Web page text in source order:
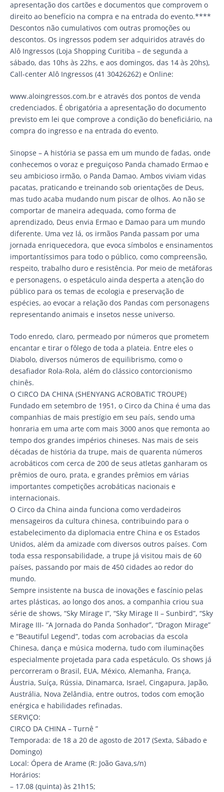
apresentação dos cartões e documentos que comprovem o
direito ao benefício na compra e na entrada do evento.****
Descontos não cumulativos com outras promoções ou
descontos. Os ingressos podem ser adquiridos através do
Alô Ingressos (Loja Shopping Curitiba – de segunda a
sábado, das 10hs às 22hs, e aos domingos, das 14 às 20hs),
Call-center Alô Ingressos (41 30426262) e Online:
www.aloingressos.com.br e através dos pontos de venda
credenciados. É obrigatória a apresentação do documento
previsto em lei que comprove a condição do beneficiário, na
compra do ingresso e na entrada do evento.
Sinopse – A história se passa em um mundo de fadas, onde
conhecemos o voraz e preguiçoso Panda chamado Ermao e
seu ambicioso irmão, o Panda Damao. Ambos viviam vidas
pacatas, praticando e treinando sob orientações de Deus,
mas tudo acaba mudando num piscar de olhos. Ao não se
comportar de maneira adequada, como forma de
aprendizado, Deus envia Ermao e Damao para um mundo
diferente. Uma vez lá, os irmãos Panda passam por uma
jornada enriquecedora, que evoca símbolos e ensinamentos
importantíssimos para todo o público, como compreensão,
respeito, trabalho duro e resistência. Por meio de metáforas
e personagens, o espetáculo ainda desperta a atenção do
público para os temas de ecologia e preservação de
espécies, ao evocar a relação dos Pandas com personagens
representando animais e insetos nesse universo.
Todo enredo, claro, permeado por números que prometem
encantar e tirar o fôlego de toda a plateia. Entre eles o
Diabolo, diversos números de equilibrismo, como o
desafiador Rola-Rola, além do clássico contorcionismo
chinês.
O CIRCO DA CHINA (SHENYANG ACROBATIC TROUPE)
Fundado em setembro de 1951, o Circo da China é uma das
companhias de mais prestígio em seu país, sendo uma
honraria em uma arte com mais 3000 anos que remonta ao
tempo dos grandes impérios chineses. Nas mais de seis
décadas de história da trupe, mais de quarenta números
acrobáticos com cerca de 200 de seus atletas ganharam os
prêmios de ouro, prata, e grandes prêmios em várias
importantes competições acrobáticas nacionais e
internacionais.
O Circo da China ainda funciona como verdadeiros
mensageiros da cultura chinesa, contribuindo para o
estabelecimento da diplomacia entre China e os Estados
Unidos, além da amizade com diversos outros países. Com
toda essa responsabilidade, a trupe já visitou mais de 60
países, passando por mais de 450 cidades ao redor do
mundo.
Sempre insistente na busca de inovações e fascínio pelas
artes plásticas, ao longo dos anos, a companhia criou sua
série de shows, “Sky Mirage I”, “Sky Mirage II – Sunbird”, “Sky
Mirage III- “A Jornada do Panda Sonhador”, “Dragon Mirage”
e “Beautiful Legend”, todas com acrobacias da escola
Chinesa, dança e música moderna, tudo com iluminações
especialmente projetada para cada espetáculo. Os shows já
percorreram o Brasil, EUA, México, Alemanha, França,
Áustria, Suíça, Rússia, Dinamarca, Israel, Cingapura, Japão,
Austrália, Nova Zelândia, entre outros, todos com emoção
enérgica e habilidades refinadas.
SERVIÇO:
CIRCO DA CHINA – Turnê ”
Temporada: de 18 a 20 de agosto de 2017 (Sexta, Sábado e
Domingo)
Local: Ópera de Arame (R: João Gava,s/n)
Horários:
– 17.08 (quinta) às 21h15;